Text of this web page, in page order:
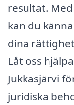
resultat.
kan du
dina
Låt oss
Jukkasjärvi
juridiska